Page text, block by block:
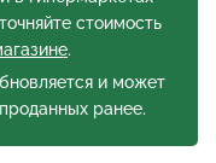
стоимость
.
и может
ранее.